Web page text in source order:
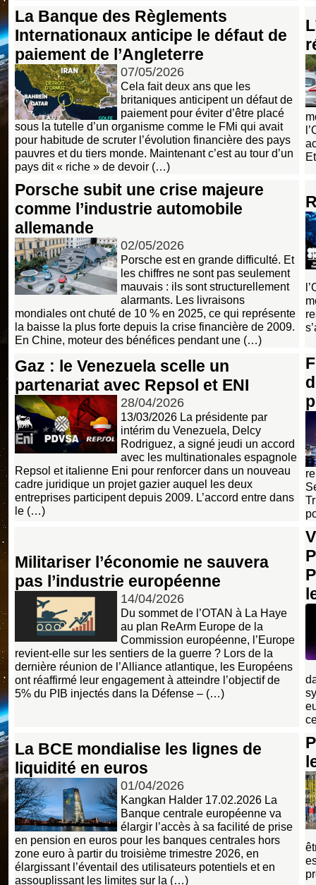
La Banque des Règlements
Internationaux anticipe le défaut de
paiement de l’Angleterre
07/05/2026
Cela fait deux ans que les
britaniques anticipent un défaut de
paiement pour éviter d’être placé
sous la tutelle d’un organisme comme le FMi qui avait
pour habitude de scruter l’évolution financière des pays
pauvres et du tiers monde. Maintenant c’est au tour d’un
pays dit « riche » de devoir (…)
Porsche subit une crise majeure
comme l’industrie automobile
allemande
02/05/2026
Porsche est en grande difficulté. Et
les chiffres ne sont pas seulement
mauvais : ils sont structurellement
alarmants. Les livraisons
mondiales ont chuté de 10 % en 2025, ce qui représente
la baisse la plus forte depuis la crise financière de 2009.
En Chine, moteur des bénéfices pendant une (…)
Gaz : le Venezuela scelle un
partenariat avec Repsol et ENI
28/04/2026
13/03/2026 La présidente par
intérim du Venezuela, Delcy
Rodriguez, a signé jeudi un accord
avec les multinationales espagnole
Repsol et italienne Eni pour renforcer dans un nouveau
cadre juridique un projet gazier auquel les deux
entreprises participent depuis 2009. L’accord entre dans
le (…)
Militariser l’économie ne sauvera
pas l’industrie européenne
14/04/2026
Du sommet de l’OTAN à La Haye
au plan ReArm Europe de la
Commission européenne, l’Europe
revient-elle sur les sentiers de la guerre ? Lors de la
dernière réunion de l’Alliance atlantique, les Européens
ont réaffirmé leur engagement à atteindre l’objectif de
5% du PIB injectés dans la Défense – (…)
La BCE mondialise les lignes de
liquidité en euros
01/04/2026
Kangkan Halder 17.02.2026 La
Banque centrale européenne va
élargir l’accès à sa facilité de prise
en pension en euros pour les banques centrales hors
zone euro à partir du troisième trimestre 2026, en
élargissant l’éventail des utilisateurs potentiels et en
assouplissant les limites sur la (…)